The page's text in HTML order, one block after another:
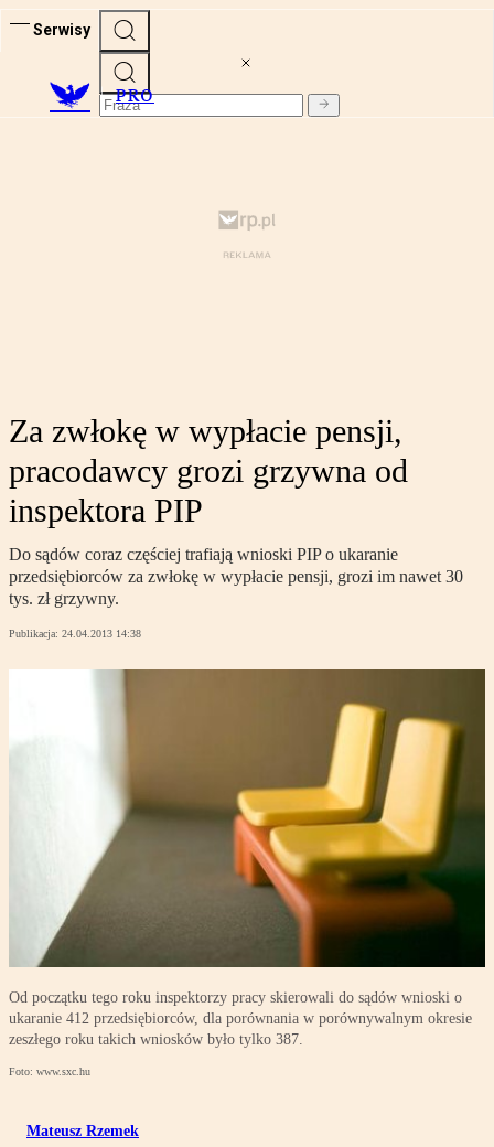
Serwisy
PRO
Za zwłokę w wypłacie pensji,
pracodawcy grozi grzywna od
inspektora PIP
Do sądów coraz częściej trafiają wnioski PIP o ukaranie
przedsiębiorców za zwłokę w wypłacie pensji, grozi im nawet 30
tys. zł grzywny.
Publikacja: 24.04.2013 14:38
Od początku tego roku inspektorzy pracy skierowali do sądów wnioski o
ukaranie 412 przedsiębiorców, dla porównania w porównywalnym okresie
zeszłego roku takich wniosków było tylko 387.
Foto: www.sxc.hu
Mateusz Rzemek